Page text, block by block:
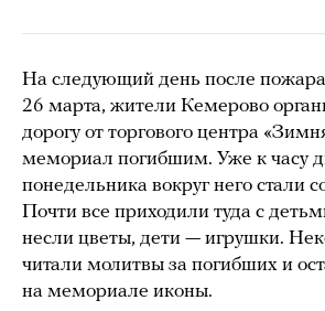
На следующий день после
26 марта, жители Кемерово
дорогу от торгового центра
мемориал погибшим. Уже к часу
понедельника вокруг него стали
Почти все приходили туда с
несли цветы, дети — игрушки.
читали молитвы за погибших и
на мемориале иконы.